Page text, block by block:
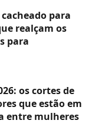
para
realçam os
para
os cortes de
que estão em
entre mulheres